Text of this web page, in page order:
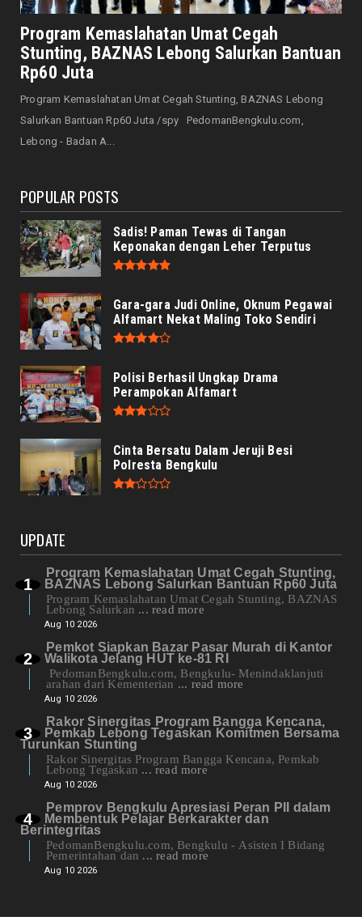
DAERAH
Kebakaran di Nusa Indah Kota Bengkulu
Nyaris Memakan Korban ...
August 10, 2026
DLH dan Damkar Kolaborasi Jaga Keasrian
Taman Kota di Musim ...
Program Kemaslahatan Umat Cegah
Stunting, BAZNAS Lebong Salurkan Bantuan
Rp60 Juta
Program Kemaslahatan Umat Cegah Stunting, BAZNAS Lebong
Salurkan Bantuan Rp60 Juta /spy PedomanBengkulu.com,
Lebong - Badan A...
POPULAR POSTS
Sadis! Paman Tewas di Tangan
Keponakan dengan Leher Terputus
Gara-gara Judi Online, Oknum Pegawai
Alfamart Nekat Maling Toko Sendiri
Polisi Berhasil Ungkap Drama
Perampokan Alfamart
Cinta Bersatu Dalam Jeruji Besi
Polresta Bengkulu
UPDATE
Program Kemaslahatan Umat Cegah Stunting,
BAZNAS Lebong Salurkan Bantuan Rp60 Juta
Program Kemaslahatan Umat Cegah Stunting, BAZNAS
Lebong Salurkan ... read more
Aug 10 2026
Pemkot Siapkan Bazar Pasar Murah di Kantor
Walikota Jelang HUT ke-81 RI
PedomanBengkulu.com, Bengkulu- Menindaklanjuti
arahan dari Kementerian ... read more
Aug 10 2026
Rakor Sinergitas Program Bangga Kencana,
Pemkab Lebong Tegaskan Komitmen Bersama
Turunkan Stunting
Rakor Sinergitas Program Bangga Kencana, Pemkab
Lebong Tegaskan ... read more
Aug 10 2026
Pemprov Bengkulu Apresiasi Peran PII dalam
Membentuk Pelajar Berkarakter dan
Berintegritas
PedomanBengkulu.com, Bengkulu - Asisten I Bidang
Pemerintahan dan ... read more
Aug 10 2026